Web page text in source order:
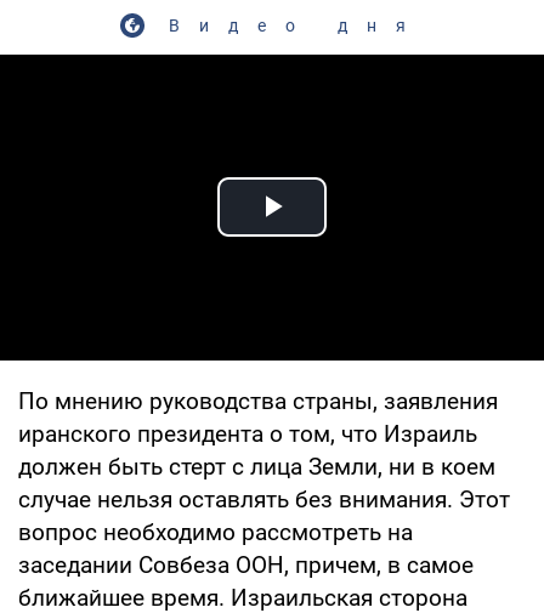
Видео дня
Play Video
По мнению руководства страны, заявления
иранского президента о том, что Израиль
должен быть стерт с лица Земли, ни в коем
случае нельзя оставлять без внимания. Этот
вопрос необходимо рассмотреть на
заседании Совбеза ООН, причем, в самое
ближайшее время. Израильская сторона